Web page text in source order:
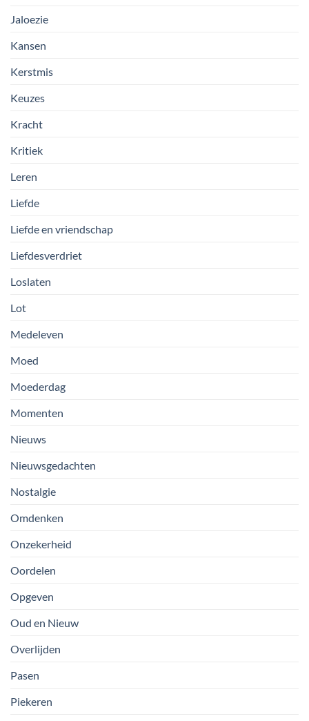
Jaloezie
Kansen
Kerstmis
Keuzes
Kracht
Kritiek
Leren
Liefde
Liefde en vriendschap
Liefdesverdriet
Loslaten
Lot
Medeleven
Moed
Moederdag
Momenten
Nieuws
Nieuwsgedachten
Nostalgie
Omdenken
Onzekerheid
Oordelen
Opgeven
Oud en Nieuw
Overlijden
Pasen
Piekeren